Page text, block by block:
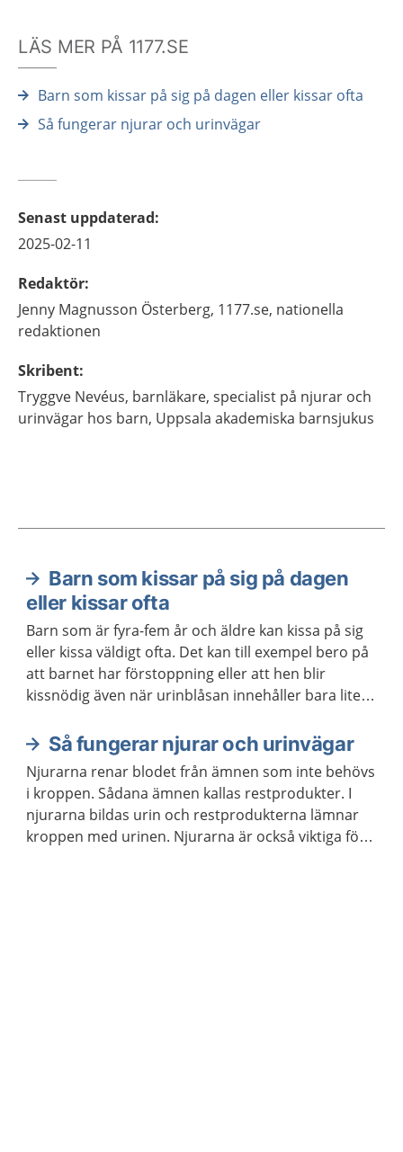
LÄS MER PÅ 1177.SE
Barn som kissar på sig på dagen eller kissar ofta
Så fungerar njurar och urinvägar
Senast uppdaterad:
2025-02-11
Redaktör:
Jenny Magnusson Österberg, 1177.se, nationella
redaktionen
Skribent:
Tryggve Nevéus, barnläkare, specialist på njurar och
urinvägar hos barn, Uppsala akademiska barnsjukus
Aktuella artiklar
Barn som kissar på sig på dagen
eller kissar ofta
Barn som är fyra-fem år och äldre kan kissa på sig
eller kissa väldigt ofta. Det kan till exempel bero på
att barnet har förstoppning eller att hen blir
kissnödig även när urinblåsan innehåller bara lite
Så fungerar njurar och urinvägar
Njurarna renar blodet från ämnen som inte behövs
i kroppen. Sådana ämnen kallas restprodukter. I
njurarna bildas urin och restprodukterna lämnar
kroppen med urinen. Njurarna är också viktiga för